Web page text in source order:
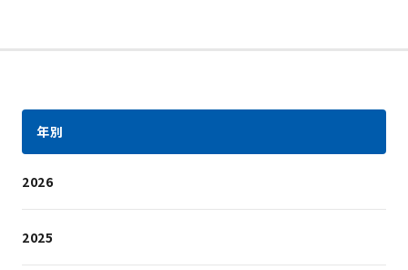
年別
2026
2025